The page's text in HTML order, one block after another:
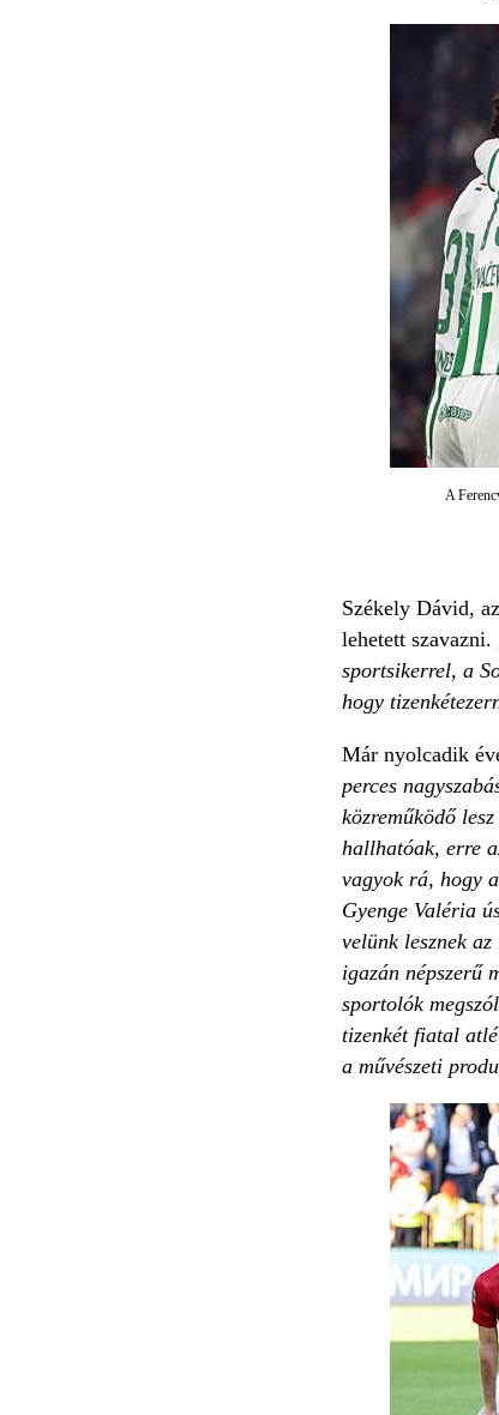
A
Székely Dávid,
lehetett szavazni.
sportsikerrel, a
hogy
Már nyolcadik
perces
közreműködő
hallhatóak, erre
vagyok rá, hogy
Gyenge Valéria
velünk lesznek
igazán népszerű
sportolók
tizenkét fiatal
a művészeti